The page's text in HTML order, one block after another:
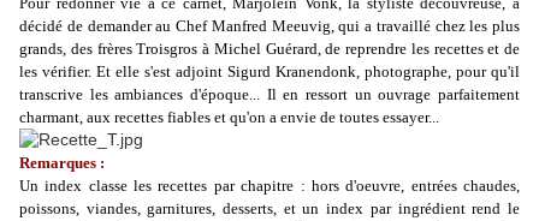
décidé de demander au Chef Manfred Meeuvig, qui a travaillé chez les plus
grands, des frères Troisgros à Michel Guérard, de reprendre les recettes et de
les vérifier. Et elle s'est adjoint Sigurd Kranendonk, photographe, pour qu'il
transcrive les ambiances d'époque... Il en ressort un ouvrage parfaitement
charmant, aux recettes fiables et qu'on a envie de toutes essayer...
Remarques :
Un index classe les recettes par chapitre : hors d'oeuvre, entrées chaudes,
poissons, viandes, garnitures, desserts, et un index par ingrédient rend le